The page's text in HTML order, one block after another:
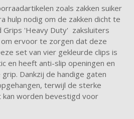
zoals zakken suiker
hulp nodig om de zakken dicht te
Grips 'Heavy Duty' zaksluiters
ervoor te zorgen dat deze
set van vier gekleurde clips is
en heeft anti-slip openingen en
Dankzij de handige gaten
terwijl de sterke
kan worden bevestigd voor